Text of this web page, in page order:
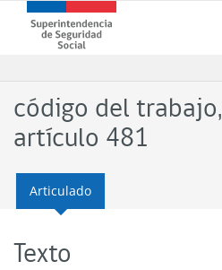
principalSuperintendencia
de
(SUSESO)
-
Gobierno
de
código del trabajo,
artículo 481
Articulado
Texto